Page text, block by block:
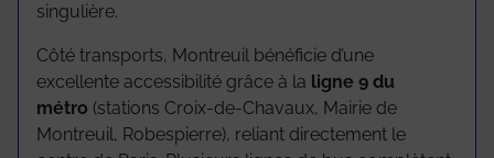
singulière.
Côté transports, Montreuil bénéficie d’une
excellente accessibilité grâce à la ligne 9 du
métro (stations Croix-de-Chavaux, Mairie de
Montreuil, Robespierre), reliant directement le